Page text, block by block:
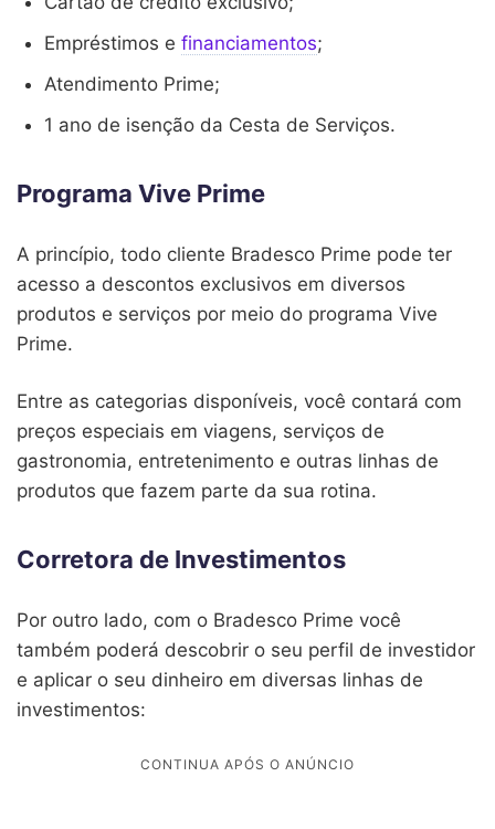
Empréstimos e financiamentos;
Atendimento Prime;
1 ano de isenção da Cesta de Serviços.
Programa Vive Prime
A princípio, todo cliente Bradesco Prime pode ter
acesso a descontos exclusivos em diversos
produtos e serviços por meio do programa Vive
Prime.
Entre as categorias disponíveis, você contará com
preços especiais em viagens, serviços de
gastronomia, entretenimento e outras linhas de
produtos que fazem parte da sua rotina.
Corretora de Investimentos
Por outro lado, com o Bradesco Prime você
também poderá descobrir o seu perfil de investidor
e aplicar o seu dinheiro em diversas linhas de
investimentos: